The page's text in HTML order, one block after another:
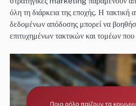
όλη τη διάρκεια της εποχής. Η τακτική
δεδομένων απόδοσης μπορεί να
επιτυχημένων τακτικών και τομέων που